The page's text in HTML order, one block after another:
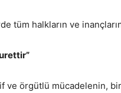
tüm halkların ve
ve örgütlü mücadelenin,